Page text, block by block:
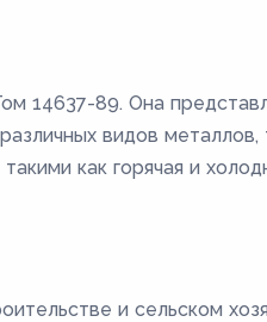
14637-89. Она
видов металлов,
как горячая и
и сельском